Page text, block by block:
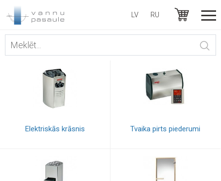
LV RU
Elektriskās krāsnis Tvaika pirts piederumi